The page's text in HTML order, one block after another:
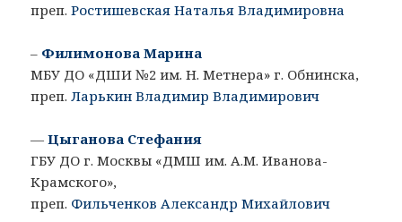
преп.Ростишевская Наталья Владимировна
– Филимонова Марина
МБУ ДО «ДШИ №2 им. Н. Метнера» г. Обнинска,
преп.Ларькин Владимир Владимирович
—Цыганова Стефания
ГБУ ДО г. Москвы «ДМШ им. А.М. Иванова-
Крамского»,
преп. Фильченков Александр Михайлович